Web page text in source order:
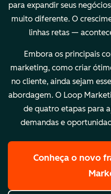
para expandir seus
muito diferente. O
linhas retas —
Embora os principais
marketing, como criar
no cliente, ainda sejam
abordagem. O Loop
de quatro etapas para
demandas e
Conheça o novo